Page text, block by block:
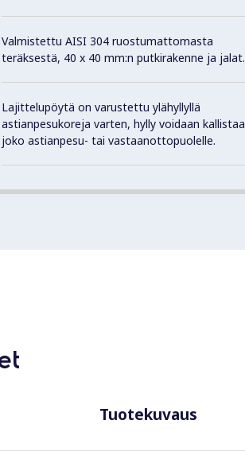
Valmistettu AISI 304 ruostumattomasta
teräksestä, 40 x 40 mm:n putkirakenne ja jalat.
Lajittelupöytä on varustettu ylähyllyllä
astianpesukoreja varten, hylly voidaan kallistaa
joko astianpesu- tai vastaanottopuolelle.
Tuotekuvaus